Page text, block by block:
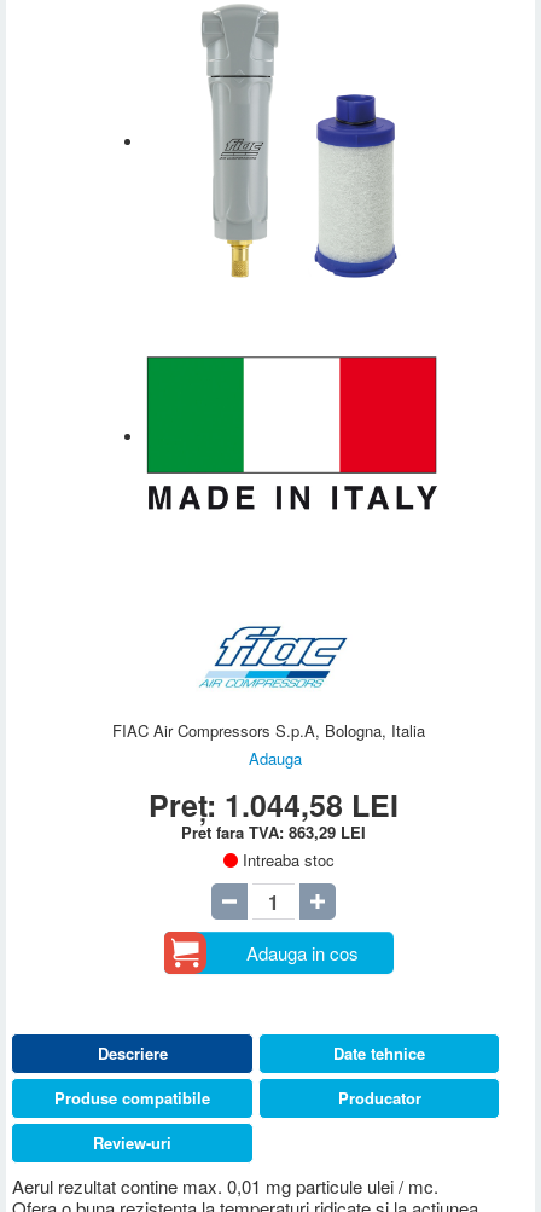
FIAC Air Compressors S.p.A, Bologna, Italia
Adauga
Preț: 1.044,58 LEI
Pret fara TVA:863,29 LEI
Intreaba stoc
Adauga in cos
Descriere
Aerul rezultat contine max. 0,01 mg particule ulei / mc.
Date tehnice
Produse compatibile
Producator
Review-uri